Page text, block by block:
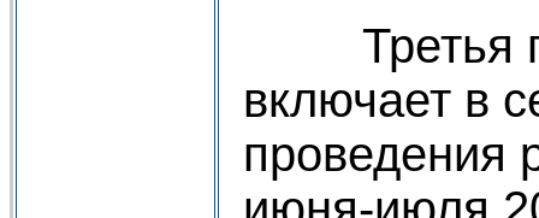
Третья
включает в
проведения